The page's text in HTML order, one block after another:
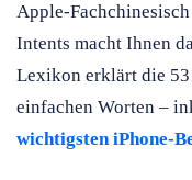
Apple-
Intents macht Ihnen
Lexikon erklärt die
einfachen Worten –
wichtigsten iPhone-